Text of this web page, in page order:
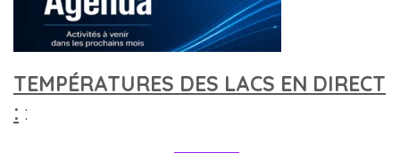
TEMPÉRATURES DES LACS EN DIRECT
: :